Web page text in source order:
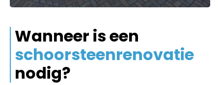
Wanneer is een
schoorsteenrenovatie
nodig?